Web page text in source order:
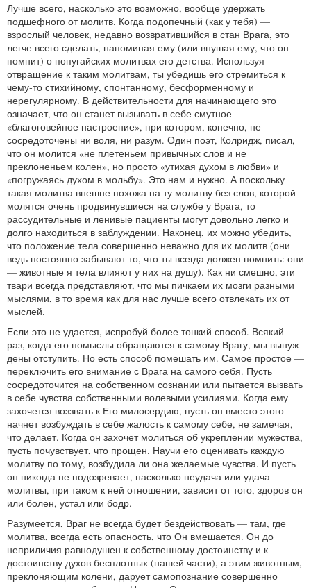
Лучше всего, насколько это возможно, вообще удержать
подшефного от молитв. Когда подопечный (как у тебя) —
взрослый человек, недавно возвратившийся в стан Врага, это
легче всего сделать, напоминая ему (или внушая ему, что он
помнит) о попугайских молитвах его детства. Используя
отвращение к таким молитвам, ты убедишь его стремиться к
чему‑то стихийному, спонтанному, бесформенному и
нерегулярному. В действительности для начинающего это
означает, что он станет вызывать в себе смутное
«благоговейное настроение», при котором, конечно, не
сосредоточены ни воля, ни разум. Один поэт, Колридж, писал,
что он молится «не плетеньем привычных слов и не
преклоненьем колен», но просто «утихая духом в любви» и
«погружаясь духом в мольбу». Это нам и нужно. А поскольку
такая молитва внешне похожа на ту молитву без слов, которой
молятся очень продвинувшиеся на службе у Врага, то
рассудительные и ленивые пациенты могут довольно легко и
долго находиться в заблуждении. Наконец, их можно убедить,
что положение тела совершенно неважно для их молитв (они
ведь постоянно забывают то, что ты всегда должен помнить: они
— животные я тела влияют у них на душу). Как ни смешно, эти
твари всегда представляют, что мы пичкаем их мозги разными
мыслями, в то время как для нас лучше всего отвлекать их от
мыслей.
Если это не удается, испробуй более тонкий способ. Всякий
раз, когда его помыслы обращаются к самому Врагу, мы вынуж
дены отступить. Но есть способ помешать им. Самое простое —
переключить его внимание с Врага на самого себя. Пусть
сосредоточится на собственном сознании или пытается вызвать
в себе чувства собственными волевыми усилиями. Когда ему
захочется воззвать к Его милосердию, пусть он вместо этого
начнет возбуждать в себе жалость к самому себе, не замечая,
что делает. Когда он захочет молиться об укреплении мужества,
пусть почувствует, что прощен. Научи его оценивать каждую
молитву по тому, возбудила ли она желаемые чувства. И пусть
он никогда не подозревает, насколько неудача или удача
молитвы, при таком к ней отношении, зависит от того, здоров он
или болен, устал или бодр.
Разумеется, Враг не всегда будет бездействовать — там, где
молитва, всегда есть опасность, что Он вмешается. Он до
неприличия равнодушен к собственному достоинству и к
достоинству духов бесплотных (нашей части), а этим животным,
преклоняющим колени, дарует самопознание совершенно